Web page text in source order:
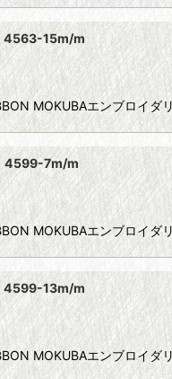
4563-15m/m
MOKUBAエンブ
4599-7m/m
MOKUBAエンブ
4599-13m/m
MOKUBAエンブ